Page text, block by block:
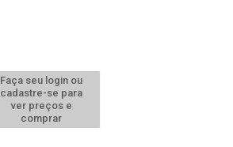
Faça seu login ou
cadastre-se para
ver preços e
comprar